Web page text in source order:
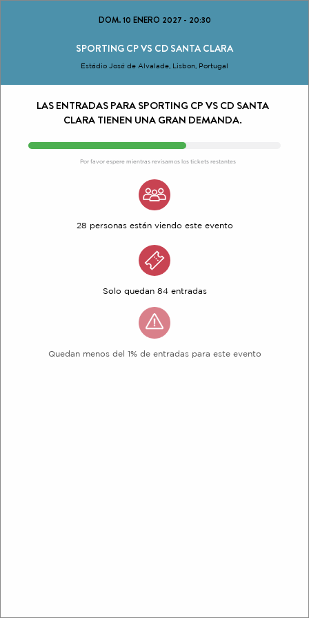
DOM. 10 ENERO 2027- 20:30
SPORTING CP VS CD SANTA CLARA
Estádio José de Alvalade, Lisbon, Portugal
LAS ENTRADAS PARA SPORTING CP VS CD SANTA
CLARA TIENEN UNA GRAN DEMANDA.
Por favor espere mientras revisamos los tickets restantes
28 personas están viendo este evento
Solo quedan 84 entradas
Quedan menos del 1% de entradas para este evento